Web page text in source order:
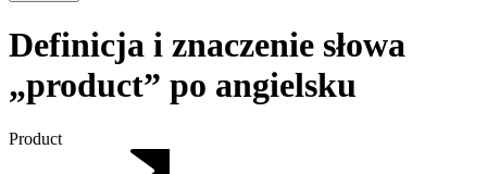
Definicja i znaczenie słowa
„product” po angielsku
Product